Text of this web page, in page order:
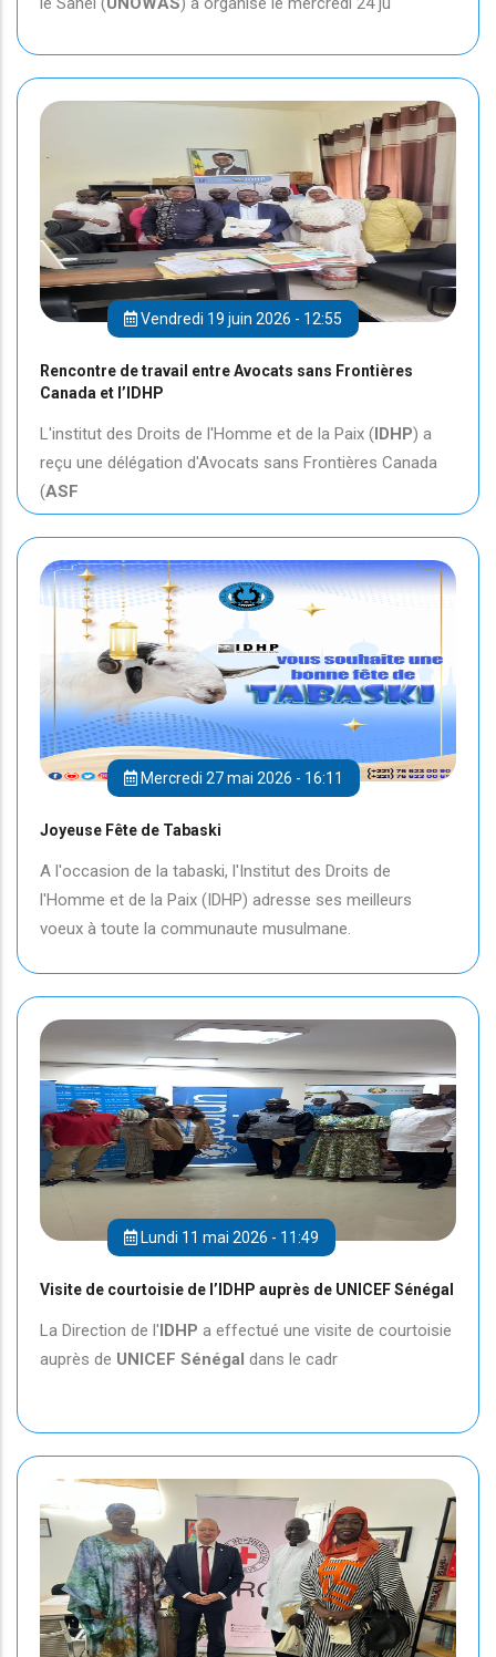
Vendredi 19 juin 2026 - 12:55
Rencontre de travail entre Avocats sans Frontières
Canada et l’IDHP
L'institut des Droits de l'Homme et de la Paix (IDHP) a
reçu une délégation d'Avocats sans Frontières Canada
(ASF
Mercredi 27 mai 2026 - 16:11
Joyeuse Fête de Tabaski
A l'occasion de la tabaski, l'Institut des Droits de
l'Homme et de la Paix (IDHP) adresse ses meilleurs
voeux à toute la communaute musulmane.
Lundi 11 mai 2026 - 11:49
Visite de courtoisie de l’IDHP auprès de UNICEF Sénégal
La Direction de l'IDHP a effectué une visite de courtoisie
auprès de UNICEF Sénégal dans le cadr